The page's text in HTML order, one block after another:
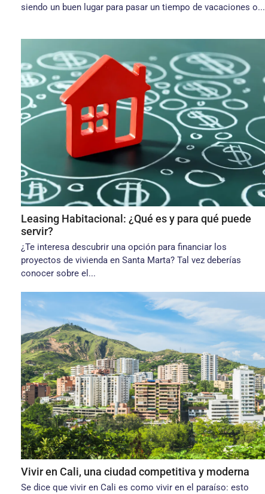
siendo un buen lugar para pasar un tiempo de vacaciones o...
Leasing Habitacional: ¿Qué es y para qué puede
servir?
¿Te interesa descubrir una opción para financiar los
proyectos de vivienda en Santa Marta? Tal vez deberías
conocer sobre el...
Vivir en Cali, una ciudad competitiva y moderna
Se dice que vivir en Cali es como vivir en el paraíso: esto